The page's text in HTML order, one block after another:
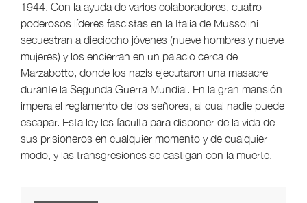
1944. Con la ayuda de varios colaboradores, cuatro
poderosos líderes fascistas en la Italia de Mussolini
secuestran a dieciocho jóvenes (nueve hombres y nueve
mujeres) y los encierran en un palacio cerca de
Marzabotto, donde los nazis ejecutaron una masacre
durante la Segunda Guerra Mundial. En la gran mansión
impera el reglamento de los señores, al cual nadie puede
escapar. Esta ley les faculta para disponer de la vida de
sus prisioneros en cualquier momento y de cualquier
modo, y las transgresiones se castigan con la muerte.